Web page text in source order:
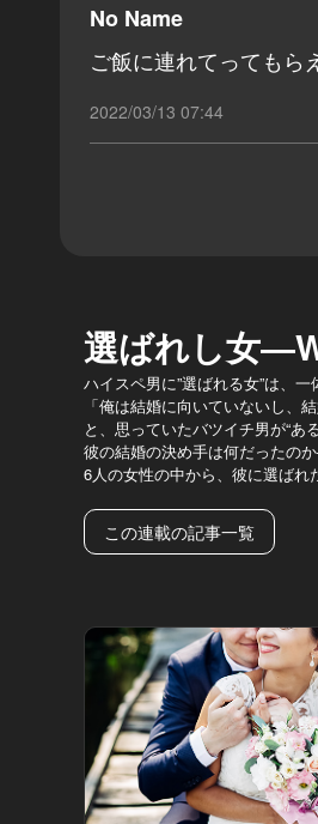
No Name
ご飯に連れてってもら
2022/03/13 07:44
選ばれし女
ハイスペ男に”選ばれる女”は、一
「俺は結婚に向いていないし、
と、思っていたバツイチ男が“あ
彼の結婚の決め手は何だったの
6人の女性の中から、彼に選ばれ
この連載の記事一覧